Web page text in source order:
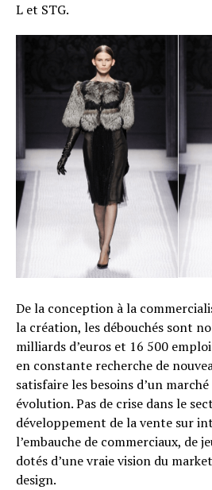
L et STG.
De la conception à la
la création, les débouchés sont
milliards d’euros et 16 500
en constante recherche de
satisfaire les besoins d’un
évolution. Pas de crise dans le
développement de la vente sur
l’embauche de commerciaux, de
dotés d’une vraie vision du
design.